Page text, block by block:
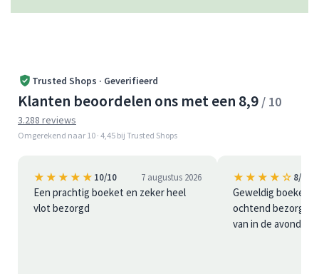
Trusted Shops · Geverifieerd
Klanten beoordelen ons met een 8,9 / 10
3.288 reviews
Omgerekend naar 10 · 4,45 bij Trusted Shops
★★★★★ 10/10 7 augustus 2026
Een prachtig boeket en zeker heel
vlot bezorgd
★★★★☆ 8/10
Geweldig boeket
ochtend bezorgd
van in de avond